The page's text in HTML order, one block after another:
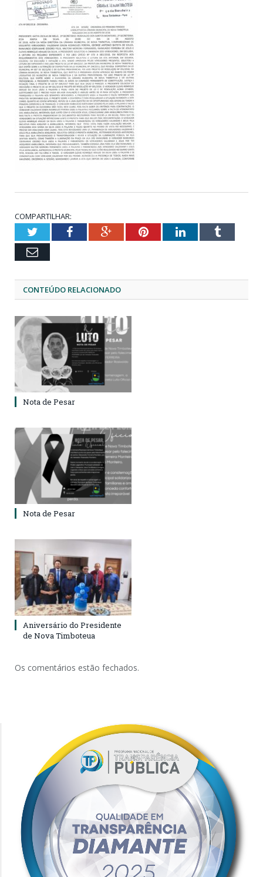
COMPARTILHAR:
TwitterFacebookGoogle+PinterestLinkedInTumblr
Email
CONTEÚDO RELACIONADO
Nota de Pesar
Nota de Pesar
Aniversário do Presidente
de Nova Timboteua
Os comentários estão fechados.